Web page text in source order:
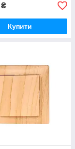
₴
Купити